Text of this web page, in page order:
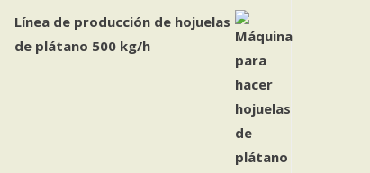
Línea de producción de hojuelas
de plátano 500 kg/h